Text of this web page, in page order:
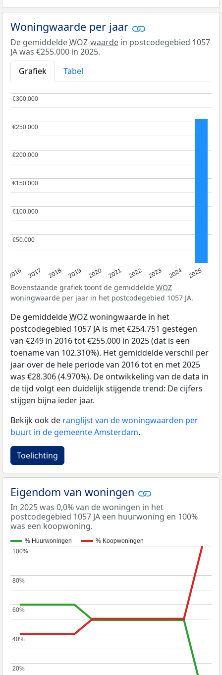
Woningwaarde per jaar
De gemiddeldeWOZ-waarde in postcodegebied 1057
JA was €255.000 in 2025.
Grafiek
Tabel
2016 2017 2018 2019 2020 2021 2022 2023 2024 2025
€50.000
€50.000
€100.000
€100.000
€150.000
€150.000
€200.000
€200.000
€250.000
€250.000
€300.000
€300.000
Bovenstaande grafiek toont de gemiddelde WOZ
woningwaarde per jaar in het postcodegebied 1057 JA.
De gemiddeldeWOZwoningwaarde in het
postcodegebied 1057 JA is met €254.751 gestegen
van €249 in 2016 tot €255.000 in 2025 (dat is een
toename van 102.310%). Het gemiddelde verschil per
jaar over de hele periode van 2016 tot en met 2025
was €28.306 (4.970%). De ontwikkeling van de data in
de tijd volgt een duidelijk stijgende trend: De cijfers
stijgen bijna ieder jaar.
Bekijk ook de ranglijst van de woningwaarden per
buurt in de gemeente Amsterdam.
Toelichting
Eigendom van woningen
In 2025 was 0,0% van de woningen in het
postcodegebied 1057 JA een huurwoning en 100%
was een koopwoning.
% Huurwoningen % Koopwoningen
20%
20%
40%
40%
60%
60%
80%
80%
100%
100%